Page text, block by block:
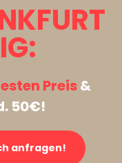
Preis&
50€!
anfragen!